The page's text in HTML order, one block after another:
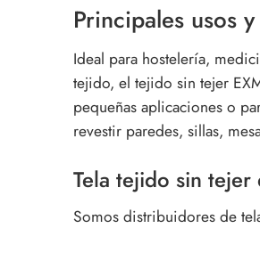
Principales usos
Ideal para hostelería,
tejido, el tejido sin tejer
pequeñas aplicaciones o
revestir paredes, sillas,
Tela tejido sin
Somos distribuidores de